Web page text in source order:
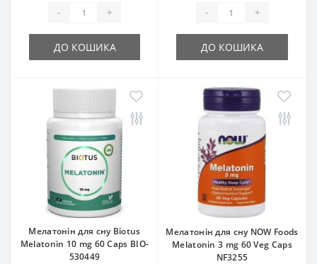
- +
ДО КОШИКА
- +
ДО КОШИКА
Мелатонін для сну Biotus
Melatonin 10 mg 60 Caps BIO-
530449
Мелатонін для сну NOW Foods
Melatonin 3 mg 60 Veg Caps
NF3255